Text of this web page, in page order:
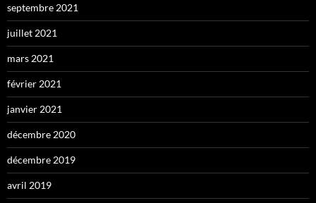
septembre 2021
juillet 2021
mars 2021
février 2021
janvier 2021
décembre 2020
décembre 2019
avril 2019